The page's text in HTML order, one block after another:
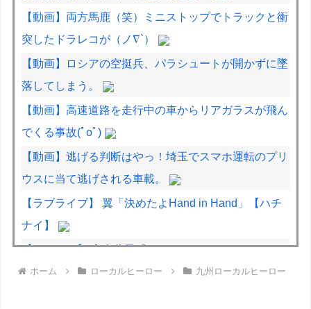
【動画】両方馬鹿（笑）ミニストップでトラックと衝
突したドラレコが（ノ∇`）
【動画】ロシアの空挺兵、パラシュートが開かずに墜
落してしまう。
【動画】高速道路を走行中の車からリアガラスが飛ん
でくる事故(ﾟoﾟ)
【動画】逃げる判断はやっ！埼玉でスマホ運転のプリ
ウスに当て逃げされる車載。
【ラブライブ】 翼「決めたよHand in Hand」【ハチ
ナイ】
【デレマス】 高森藍子「Cause wanna be myself
keep on fighting」
ホーム ローカルヒーロー 九州ローカルヒーロー